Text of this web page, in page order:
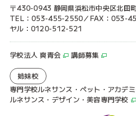
〒430-0943 静岡県浜松市中央区北田
TEL：053-455-2550／FAX：053-
ヤル：0120-512-521
学校法人 爽青会 講師募集
姉妹校
専門学校ルネサンス・ペット・アカデ
ルネサンス・デザイン・美容専門学校